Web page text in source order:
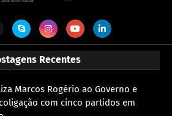
Recentes
Marcos Rogério ao Governo e
com cinco partidos em